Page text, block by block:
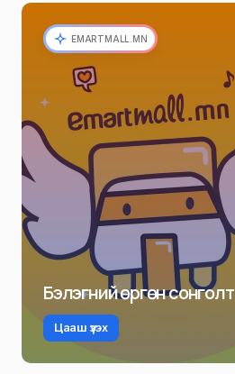
EMARTMALL.MN
Бэлэгний өргөн сонголт
Цааш үзэх